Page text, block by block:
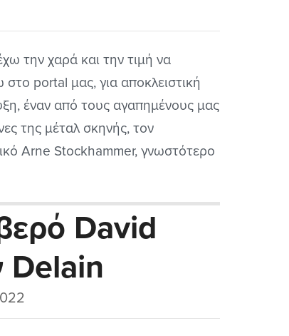
την χαρά και την τιμή να
στο portal μας, για αποκλειστική
έναν από τους αγαπημένους μας
της μέταλ σκηνής, τον
Arne Stockhammer, γνωστότερο
πρώτα τους βήματα στην μουσική
ήμουν βέβαιος ότι θα...
David
Delain